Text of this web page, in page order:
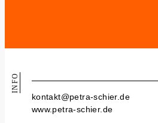
INFO
kontakt@petra-schier.de
www.petra-schier.de